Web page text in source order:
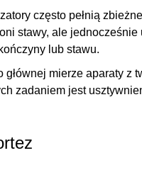
często pełnią
stawy, ale jednocześnie
lub stawu.
głównej mierze aparaty
zadaniem jest